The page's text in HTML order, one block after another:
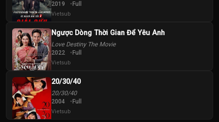
2019 Full
Vietsub
Ngược Dòng Thời Gian Để Yêu Anh
Love Destiny The Movie
2022 Full
Vietsub
20/30/40
20/30/40
2004 Full
Vietsub